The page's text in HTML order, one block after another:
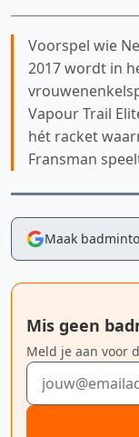
Voorspel wie
2017 wordt in
Vapour Trail
hét racket
Fransman
Maak
Mis geen
Meld je aan voor
E-mailadres